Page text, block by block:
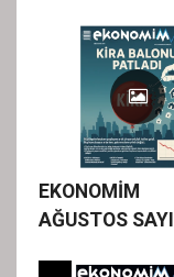
EKONOMİM
AĞUSTOS